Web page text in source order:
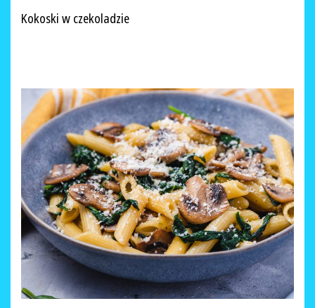
Kokoski w czekoladzie